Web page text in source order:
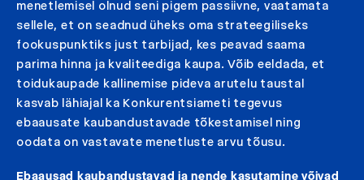
menetlemisel olnud seni pigem passiivne, vaatamata
sellele, et on seadnud üheks oma strateegiliseks
fookuspunktiks just tarbijad, kes peavad saama
parima hinna ja kvaliteediga kaupa. Võib eeldada, et
toidukaupade kallinemise pideva arutelu taustal
kasvab lähiajal ka Konkurentsiameti tegevus
ebaausate kaubandustavade tõkestamisel ning
oodata on vastavate menetluste arvu tõusu.
Ebaausad kaubandustavad ja nende kasutamine võivad